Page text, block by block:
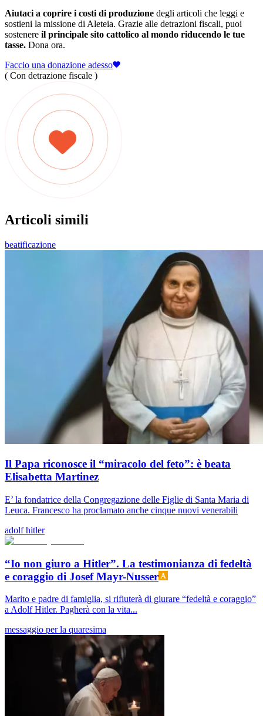
Aiutaci a coprire i costi di produzione degli articoli che leggi e
sostieni la missione di Aleteia. Grazie alle detrazioni fiscali, puoi
sostenere il principale sito cattolico al mondo riducendo le tue
tasse. Dona ora.
Faccio una donazione adesso
( Con detrazione fiscale )
Articoli simili
beatificazione
Il Papa riconosce il “miracolo del feto”: è beata
Elisabetta Martinez
E’ la fondatrice della Congregazione delle Figlie di Santa Maria di
Leuca. Francesco ha proclamato anche cinque nuovi venerabili
adolf hitler
“Io non giuro a Hitler”. La testimonianza di fedeltà
e coraggio di Josef Mayr-Nusser
Marito e padre di famiglia, si rifiuterà di giurare “fedeltà e coraggio”
a Adolf Hitler. Pagherà con la vita...
messaggio per la quaresima